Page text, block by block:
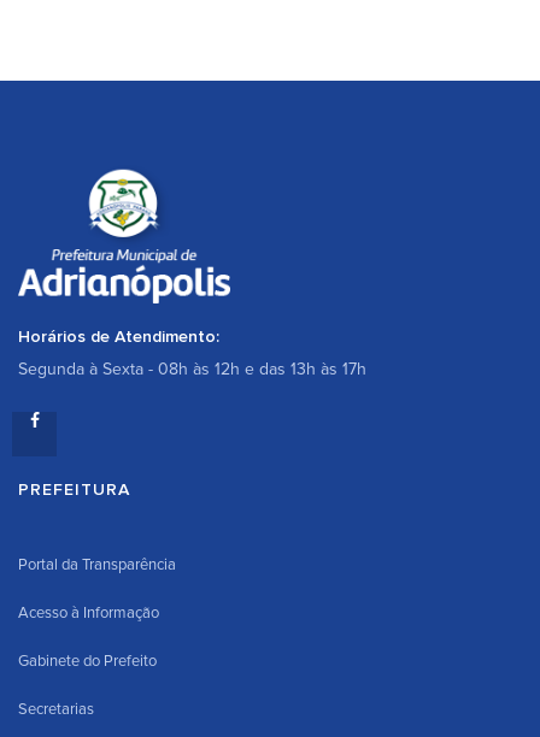
Horários de Atendimento:
Segunda à Sexta - 08h às 12h e das 13h às 17h
PREFEITURA
Portal da Transparência
Acesso à Informação
Gabinete do Prefeito
Secretarias